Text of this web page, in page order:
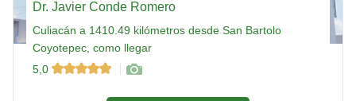
Dr. Javier Conde Romero
Culiacán a 1410.49 kilómetros desde San Bartolo
Coyotepec, como llegar
5,0